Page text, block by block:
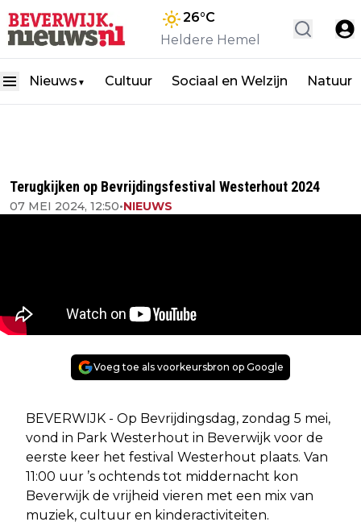
26°C
Heldere Hemel
Nieuws ▼ Cultuur Sociaal en Welzijn Natuur
Terugkijken op Bevrijdingsfestival Westerhout 2024
07 MEI 2024, 12:50•NIEUWS
Voeg toe als voorkeursbron op Google
BEVERWIJK - Op Bevrijdingsdag, zondag 5 mei,
vond in Park Westerhout in Beverwijk voor de
eerste keer het festival Westerhout plaats. Van
11:00 uur ’s ochtends tot middernacht kon
Beverwijk de vrijheid vieren met een mix van
muziek, cultuur en kinderactiviteiten.